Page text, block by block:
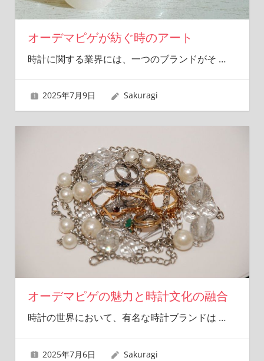
オーデマピゲが紡ぐ時のアート
時計に関する業界には、一つのブランドがそ …
2025年7月9日 Sakuragi
オーデマピゲの魅力と時計文化の融合
時計の世界において、有名な時計ブランドは …
2025年7月6日 Sakuragi